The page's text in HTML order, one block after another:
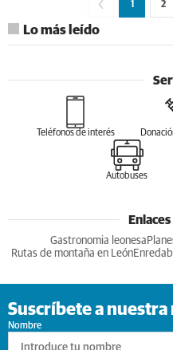
1 2
Lo más leído
Teléfonos de interés
Autobuses
Gastronomia leonesa
Rutas de montaña en León
Suscríbete a
Nombre